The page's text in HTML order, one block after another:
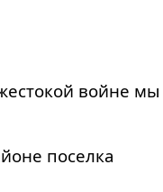
войне мы
поселка